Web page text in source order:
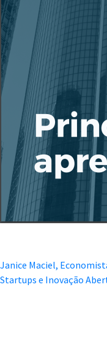
Janice Maciel,
Startups e Inovação